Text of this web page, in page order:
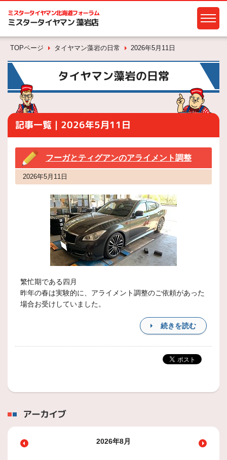
ミスタータイヤマン北海道フォーラム
ミスタータイヤマン 藻岩店
TOPページ タイヤマン藻岩の日常 2026年5月11日
タイヤマン藻岩の日常
記事一覧｜2026年5月11日
フーガとティグアンのアライメント調整
2026年5月11日
繁忙期である四月
昨年の春は実験的に、アライメント調整のご依頼があった
場合お受けしていました。
続きを読む
アーカイブ
2026年8月